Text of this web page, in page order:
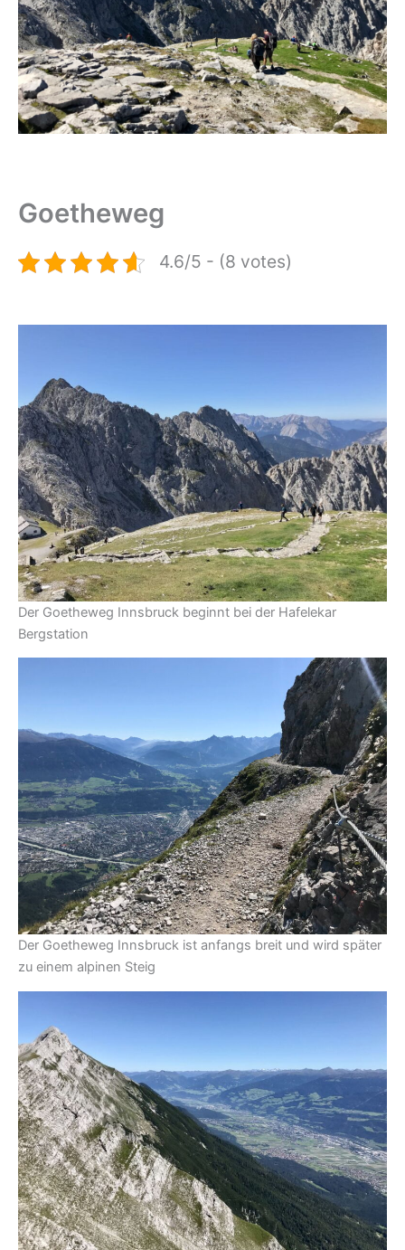
Goetheweg
4.6/5 - (8 votes)
Der Goetheweg Innsbruck beginnt bei der Hafelekar
Bergstation
Der Goetheweg Innsbruck ist anfangs breit und wird später
zu einem alpinen Steig